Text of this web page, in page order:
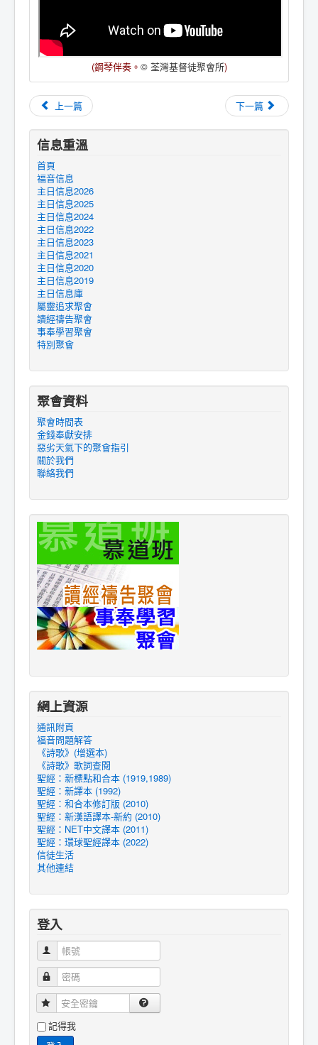
(鋼琴伴奏。 © 荃灣基督徒聚會所)
上一篇 下一篇
信息重溫
首頁
福音信息
主日信息2026
主日信息2025
主日信息2024
主日信息2022
主日信息2023
主日信息2021
主日信息2020
主日信息2019
主日信息庫
屬靈追求聚會
讀經禱告聚會
事奉學習聚會
特別聚會
聚會資料
聚會時間表
金錢奉獻安排
惡劣天氣下的聚會指引
關於我們
聯絡我們
網上資源
通訊附頁
福音問題解答
《詩歌》(增選本)
《詩歌》歌詞查閱
聖經：新標點和合本 (1919,1989)
聖經：新譯本 (1992)
聖經：和合本修訂版 (2010)
聖經：新漢語譯本-新約 (2010)
聖經：NET中文譯本 (2011)
聖經：環球聖經譯本 (2022)
信徒生活
其他連結
登入
帳號
密碼
安全密鑰
記得我